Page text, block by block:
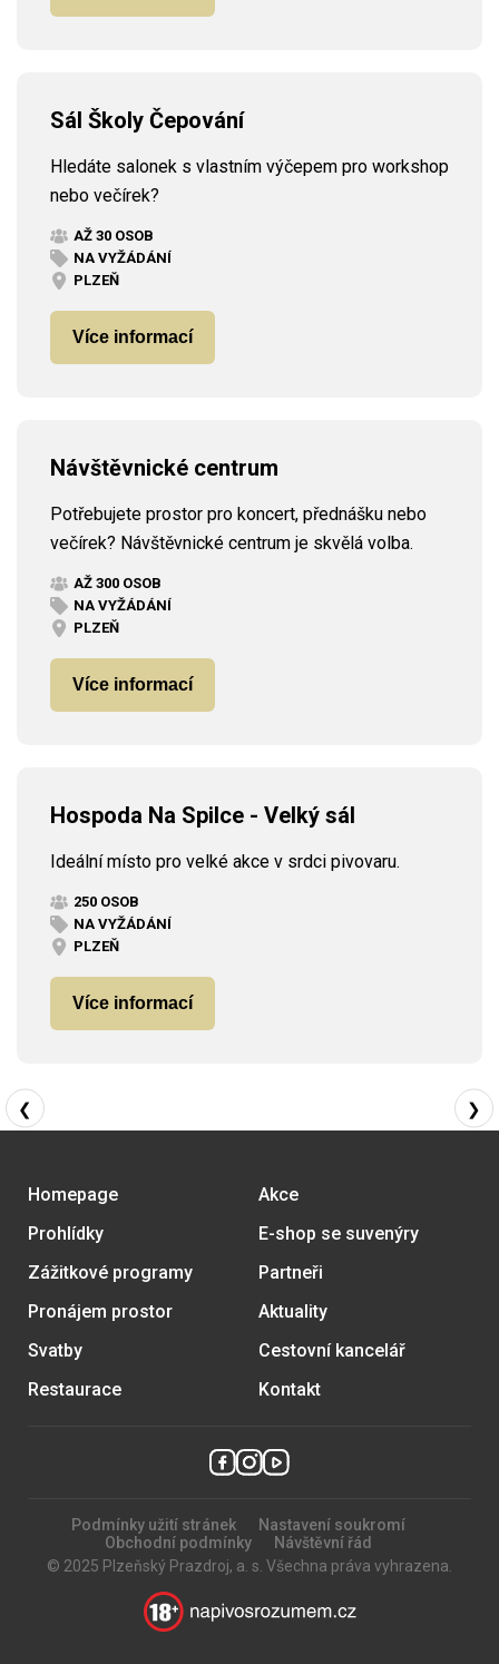
Sál Školy Čepování
Hledáte salonek s vlastním výčepem pro workshop
nebo večírek?
AŽ 30 OSOB
NA VYŽÁDÁNÍ
PLZEŇ
Více informací
Návštěvnické centrum
Potřebujete prostor pro koncert, přednášku nebo
večírek? Návštěvnické centrum je skvělá volba.
AŽ 300 OSOB
NA VYŽÁDÁNÍ
PLZEŇ
Více informací
Hospoda Na Spilce - Velký sál
Ideální místo pro velké akce v srdci pivovaru.
250 OSOB
NA VYŽÁDÁNÍ
PLZEŇ
Více informací
❮ ❯
Homepage
Prohlídky
Zážitkové programy
Pronájem prostor
Svatby
Restaurace
Akce
E-shop se suvenýry
Partneři
Aktuality
Cestovní kancelář
Kontakt
Podmínky užití stránek
Nastavení soukromí
Obchodní podmínky
Návštěvní řád
© 2025 Plzeňský Prazdroj, a. s. Všechna práva vyhrazena.